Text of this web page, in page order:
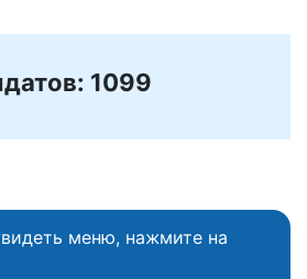
1099
меню, нажмите на